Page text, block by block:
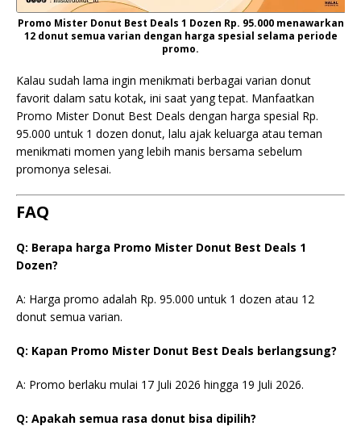
Promo Mister Donut Best Deals 1 Dozen Rp. 95.000 menawarkan
12 donut semua varian dengan harga spesial selama periode
promo.
Kalau sudah lama ingin menikmati berbagai varian donut
favorit dalam satu kotak, ini saat yang tepat. Manfaatkan
Promo Mister Donut Best Deals dengan harga spesial Rp.
95.000 untuk 1 dozen donut, lalu ajak keluarga atau teman
menikmati momen yang lebih manis bersama sebelum
promonya selesai.
FAQ
Q: Berapa harga Promo Mister Donut Best Deals 1
Dozen?
A: Harga promo adalah Rp. 95.000 untuk 1 dozen atau 12
donut semua varian.
Q: Kapan Promo Mister Donut Best Deals berlangsung?
A: Promo berlaku mulai 17 Juli 2026 hingga 19 Juli 2026.
Q: Apakah semua rasa donut bisa dipilih?